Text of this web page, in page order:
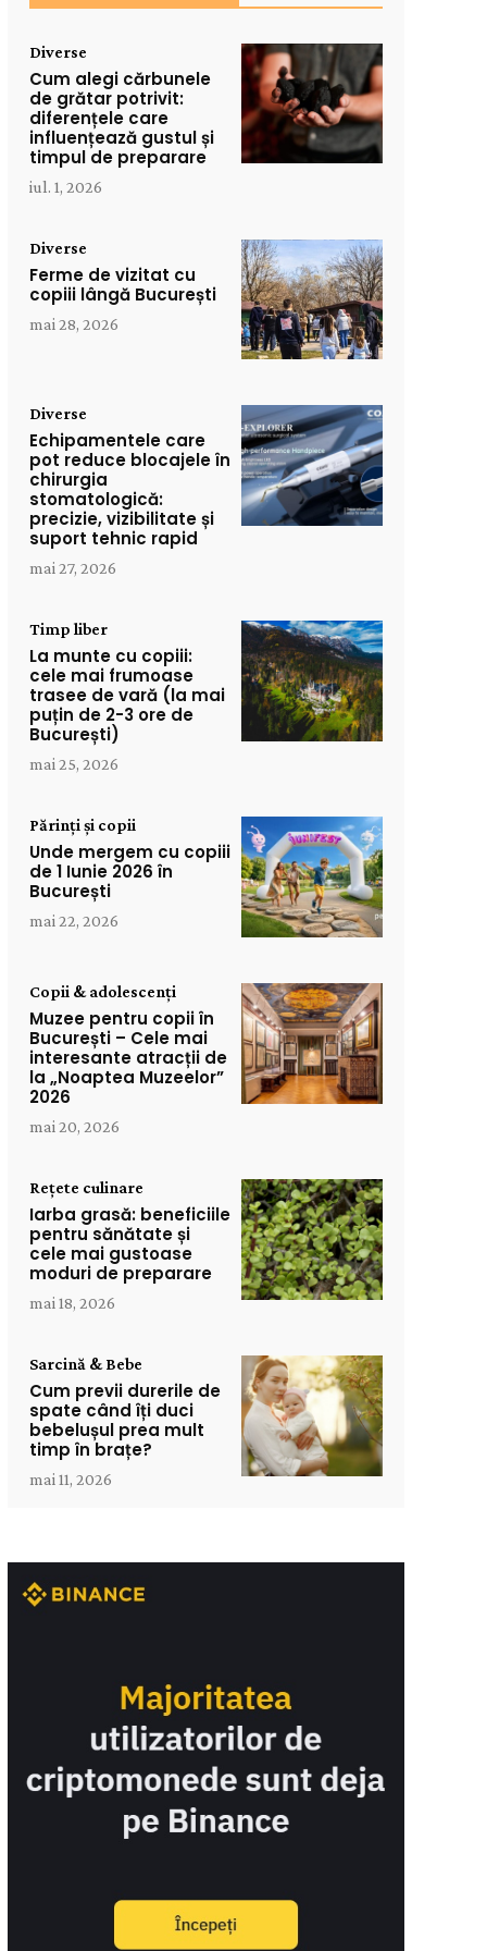
Diverse
Cum alegi cărbunele
de grătar potrivit:
diferențele care
influențează gustul și
timpul de preparare
iul. 1, 2026
Diverse
Ferme de vizitat cu
copiii lângă București
mai 28, 2026
Diverse
Echipamentele care
pot reduce blocajele în
chirurgia
stomatologică:
precizie, vizibilitate și
suport tehnic rapid
mai 27, 2026
Timp liber
La munte cu copiii:
cele mai frumoase
trasee de vară (la mai
puțin de 2-3 ore de
București)
mai 25, 2026
Părinți și copii
Unde mergem cu copiii
de 1 Iunie 2026 în
București
mai 22, 2026
Copii & adolescenți
Muzee pentru copii în
București – Cele mai
interesante atracții de
la „Noaptea Muzeelor”
2026
mai 20, 2026
Rețete culinare
Iarba grasă: beneficiile
pentru sănătate și
cele mai gustoase
moduri de preparare
mai 18, 2026
Sarcină & Bebe
Cum previi durerile de
spate când îți duci
bebelușul prea mult
timp în brațe?
mai 11, 2026